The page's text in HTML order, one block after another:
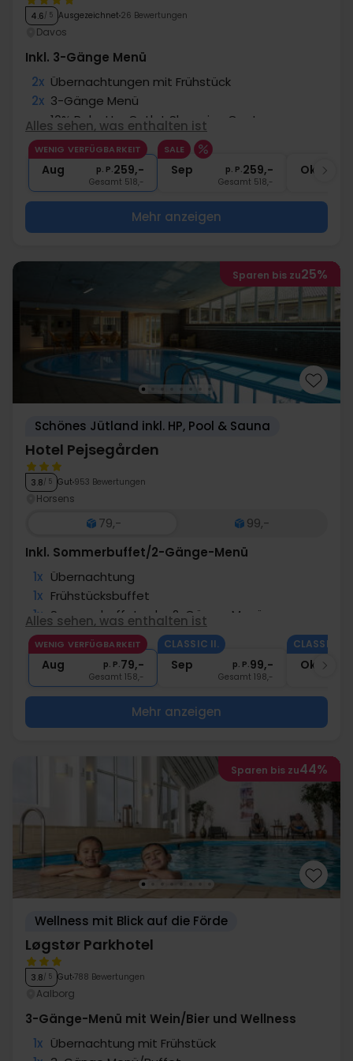
4.6/ 5 Ausgezeichnet 26 Bewertungen
Davos
Inkl. 3-Gänge Menü
2x Übernachtungen mit Frühstück
2x 3-Gänge Menü
∞ 10% Rabatt - Outlet Shopping Center
∞ Gratis Nutzung Spabereich & Fitness
∞ Gratis Internet und Parken
Alles sehen, was enthalten ist
WENIG VERFÜGBARKEIT
Aug p. P.259,-
Gesamt 518,-
SALE
Sep p. P.259,-
Gesamt 518,-
Okt
Mehr anzeigen
Sparen bis zu25%
Schönes Jütland inkl. HP, Pool & Sauna
Hotel Pejsegården
3.8/ 5 Gut 953 Bewertungen
Horsens
79,-
99,-
Inkl. Sommerbuffet/2-Gänge-Menü
1x Übernachtung
1x Frühstücksbuffet
1x Sommerbuffet oder 2-Gänge-Menü
∞ Kaffee­­ rund um die Uhr
∞ Gratis Parken und Internet
Alles sehen, was enthalten ist
WENIG VERFÜGBARKEIT
Aug p. P.79,-
Gesamt 158,-
CLASSIC II.
Sep p. P.99,-
Gesamt 198,-
CLASSIC II.
Okt
Mehr anzeigen
Sparen bis zu44%
Wellness mit Blick auf die Förde
Løgstør Parkhotel
3.8/ 5 Gut 788 Bewertungen
Aalborg
3-Gänge-Menü mit Wein/Bier und Wellness
1x Übernachtung mit Frühstück